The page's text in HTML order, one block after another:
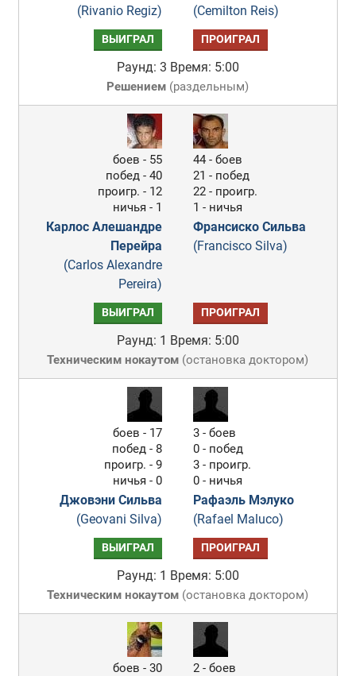
(Rivanio Regiz)
(Cemilton Reis)
ВЫИГРАЛ ПРОИГРАЛ
Раунд: 3 Время: 5:00
Решением (раздельным)
боев - 55
побед - 40
проигр. - 12
ничья - 1
Карлос Алешандре
Перейра
(Carlos Alexandre
Pereira)
44 - боев
21 - побед
22 - проигр.
1 - ничья
Франсиско Сильва
(Francisco Silva)
ВЫИГРАЛ ПРОИГРАЛ
Раунд: 1 Время: 5:00
Техническим нокаутом (остановка доктором)
боев - 17
побед - 8
проигр. - 9
ничья - 0
Джовэни Сильва
(Geovani Silva)
3 - боев
0 - побед
3 - проигр.
0 - ничья
Рафаэль Мэлуко
(Rafael Maluco)
ВЫИГРАЛ ПРОИГРАЛ
Раунд: 1 Время: 5:00
Техническим нокаутом (остановка доктором)
боев - 30
2 - боев